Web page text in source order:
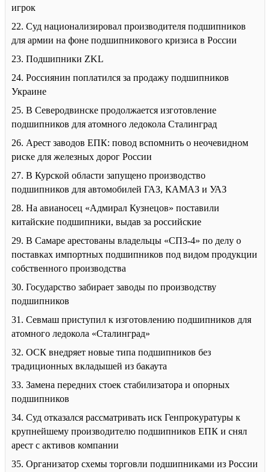
игрок
22. Суд национализировал производителя подшипников
для армии на фоне подшипникового кризиса в России
23. Подшипники ZKL
24. Россиянин поплатился за продажу подшипников
Украине
25. В Северодвинске продолжается изготовление
подшипников для атомного ледокола Сталинград
26. Арест заводов ЕПК: повод вспомнить о неочевидном
риске для железных дорог России
27. В Курской области запущено производство
подшипников для автомобилей ГАЗ, КАМАЗ и УАЗ
28. На авианосец «Адмирал Кузнецов» поставили
китайские подшипники, выдав за российские
29. В Самаре арестованы владельцы «СПЗ-4» по делу о
поставках импортных подшипников под видом продукции
собственного производства
30. Государство забирает заводы по производству
подшипников
31. Севмаш приступил к изготовлению подшипников для
атомного ледокола «Сталинград»
32. ОСК внедряет новые типа подшипников без
традиционных вкладышей из бакаута
33. Замена передних стоек стабилизатора и опорных
подшипников
34. Суд отказался рассматривать иск Генпрокуратуры к
крупнейшему производителю подшипников ЕПК и снял
арест с активов компании
35. Организатор схемы торговли подшипниками из России